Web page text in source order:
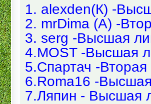
1. alexden(К) -
2. mrDima (А) -
3. serg -Высшая
4.MOST -Высшая
5.Спартач -Вторая
6.Roma16 -
7.Ляпин - Высшая